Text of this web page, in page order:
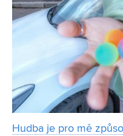
Hudba je pro mě